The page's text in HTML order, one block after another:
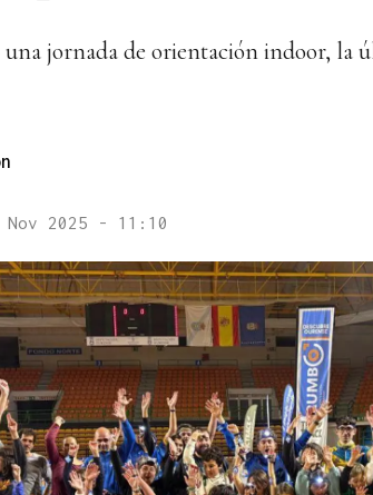
una jornada de orientación indoor,
Nov 2025 - 11:10